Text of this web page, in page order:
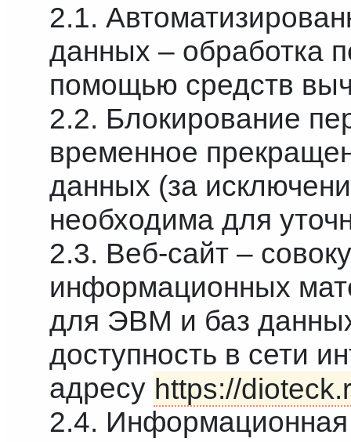
2.1.
данных – обработка
помощью средств
2.2. Блокирование
временное
данных (за
необходима для
2.3. Веб-сайт –
информационных
для ЭВМ и баз
доступность в сети
адресу https://
2.4.